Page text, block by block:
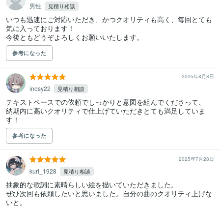
男性 見積り相談
いつも迅速にご対応いただき、かつクオリティも高く、毎回とても
気に入っております！
今後ともどうぞよろしくお願いいたします。
参考になった
2025年8月8日
inosy22 見積り相談
テキストベースでの依頼でしっかりと意図を組んでくださって、
納期内に高いクオリティで仕上げていただきとても満足していま
す！
参考になった
2025年7月28日
kuri_1928 見積り相談
抽象的な歌詞に素晴らしい絵を描いていただきました。
ぜひ次回も依頼したいと思いました。自分の曲のクオリティ上げな
いと。